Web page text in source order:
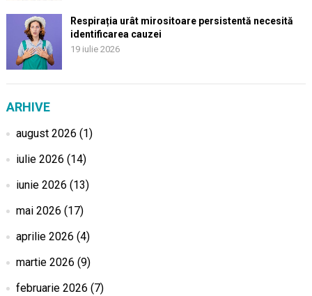
Respirația urât mirositoare persistentă necesită
identificarea cauzei
19 iulie 2026
ARHIVE
august 2026 (1)
iulie 2026 (14)
iunie 2026 (13)
mai 2026 (17)
aprilie 2026 (4)
martie 2026 (9)
februarie 2026 (7)